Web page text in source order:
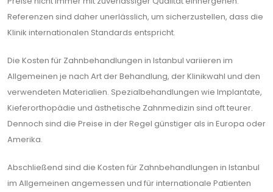
Referenzen sind daher unerlässlich, um sicherzustellen, dass die
Klinik internationalen Standards entspricht.
Die Kosten für Zahnbehandlungen in Istanbul variieren im
Allgemeinen je nach Art der Behandlung, der Klinikwahl und den
verwendeten Materialien. Spezialbehandlungen wie Implantate,
Kieferorthopädie und ästhetische Zahnmedizin sind oft teurer.
Dennoch sind die Preise in der Regel günstiger als in Europa oder
Amerika.
Abschließend sind die Kosten für Zahnbehandlungen in Istanbul
im Allgemeinen angemessen und für internationale Patienten